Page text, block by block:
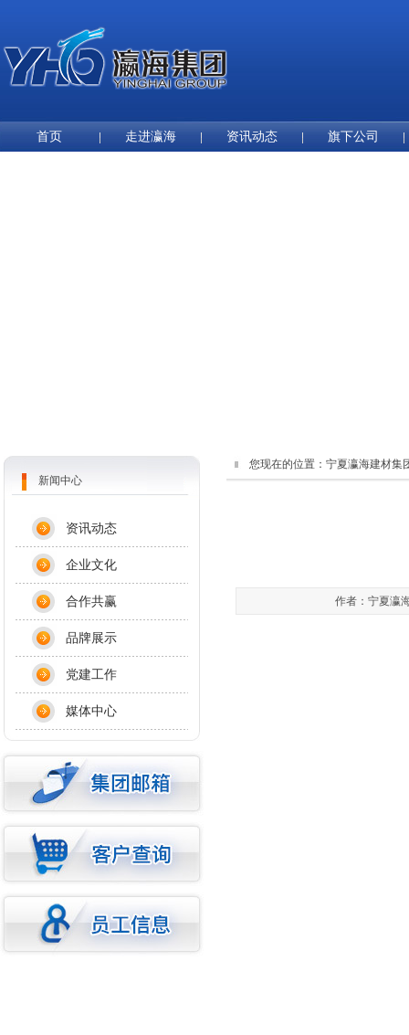
首页 走进瀛海 资讯动态 旗下公司
您现在的位置： 宁夏瀛海建材集
作者：宁夏瀛
新闻中心
资讯动态
企业文化
合作共赢
品牌展示
党建工作
媒体中心